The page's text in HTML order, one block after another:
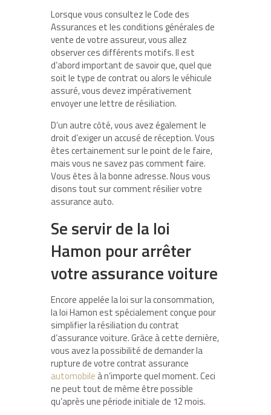
Lorsque vous consultez le Code des
Assurances et les conditions générales de
vente de votre assureur, vous allez
observer ces différents motifs. Il est
d’abord important de savoir que, quel que
soit le type de contrat ou alors le véhicule
assuré, vous devez impérativement
envoyer une lettre de résiliation.
D’un autre côté, vous avez également le
droit d’exiger un accusé de réception. Vous
êtes certainement sur le point de le faire,
mais vous ne savez pas comment faire.
Vous êtes à la bonne adresse. Nous vous
disons tout sur comment résilier votre
assurance auto.
Se servir de la loi
Hamon pour arrêter
votre assurance voiture
Encore appelée la loi sur la consommation,
la loi Hamon est spécialement conçue pour
simplifier la résiliation du contrat
d’assurance voiture. Grâce à cette dernière,
vous avez la possibilité de demander la
rupture de votre contrat assurance
automobile à n’importe quel moment. Ceci
ne peut tout de même être possible
qu’après une période initiale de 12 mois.